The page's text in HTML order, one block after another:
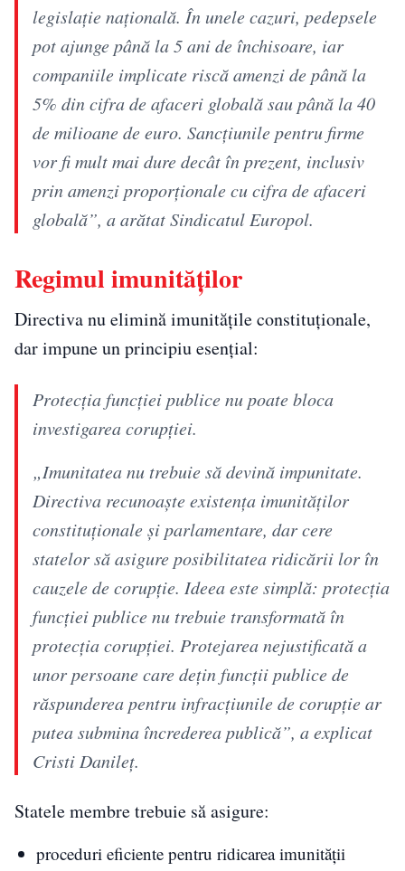
legislație națională. În unele cazuri, pedepsele
pot ajunge până la 5 ani de închisoare, iar
companiile implicate riscă amenzi de până la
5% din cifra de afaceri globală sau până la 40
de milioane de euro. Sancțiunile pentru firme
vor fi mult mai dure decât în prezent, inclusiv
prin amenzi proporționale cu cifra de afaceri
globală”, a arătat Sindicatul Europol.
Regimul imunităților
Directiva nu elimină imunitățile constituționale,
dar impune un principiu esențial:
Protecția funcției publice nu poate bloca
investigarea corupției.
„Imunitatea nu trebuie să devină impunitate.
Directiva recunoaște existența imunităților
constituționale și parlamentare, dar cere
statelor să asigure posibilitatea ridicării lor în
cauzele de corupție. Ideea este simplă: protecția
funcției publice nu trebuie transformată în
protecția corupției. Protejarea nejustificată a
unor persoane care dețin funcții publice de
răspunderea pentru infracțiunile de corupție ar
putea submina încrederea publică”, a explicat
Cristi Danileț.
Statele membre trebuie să asigure:
proceduri eficiente pentru ridicarea imunității